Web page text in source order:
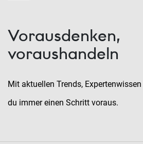
Vorausdenken,
voraushandeln
Mit aktuellen Trends,
du immer einen Schritt voraus.